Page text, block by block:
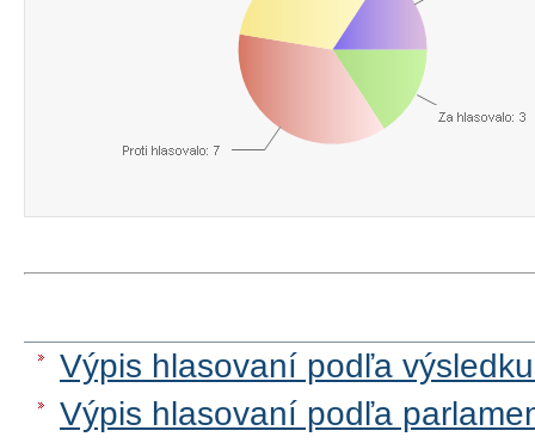
Výpis hlasovaní podľa
Výpis hlasovaní podľa